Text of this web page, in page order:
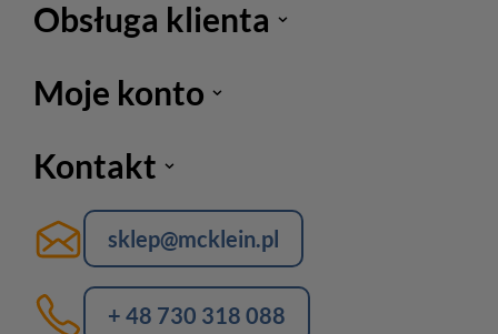
Obsługa klienta
Moje konto
Kontakt
sklep@mcklein.pl
+ 48 730 318 088